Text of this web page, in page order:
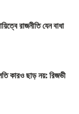
রাজনীতি যেন বাধা
কারও ছাড় নয়: রিজভী